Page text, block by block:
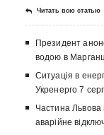
Читать всю статью
Президент
водою в
Ситуація в
Укренерго 7
Частина Львова
аварійне